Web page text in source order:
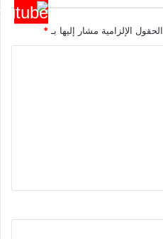
الحقول الإلزامية مشار إليها بـ *